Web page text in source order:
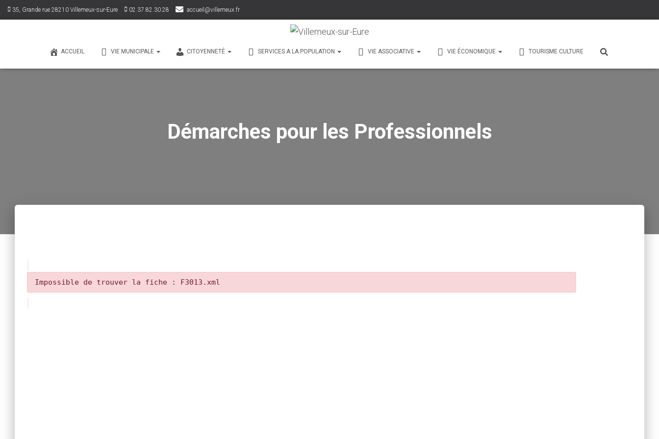
35, Grande rue 28210 Villemeux-sur-Eure 02.37.82.30.28 accueil@villemeux.fr
ACCUEIL VIE MUNICIPALE CITOYENNETÉ SERVICES A LA POPULATION VIE ASSOCIATIVE VIE ÉCONOMIQUE TOURISME CULTURE
Démarches pour les Professionnels
Impossible de trouver la fiche : F3013.xml